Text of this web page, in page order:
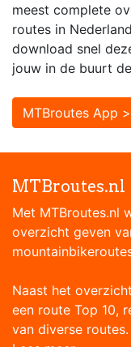
meest complete
routes in
download snel
jouw in de buurt
MTBroutes App >
MTBroutes.nl
Met MTBroutes.nl
overzicht geven
Naast het
een route Top 10,
van diverse routes.